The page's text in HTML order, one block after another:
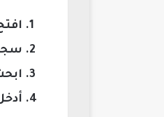
أدخل